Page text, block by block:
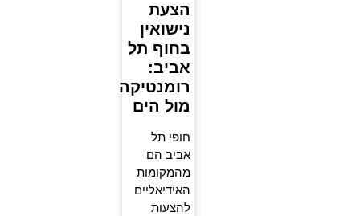
הצעת
נישואין
בחוף תל
אביב:
רומנטיקה
מול הים
חופי תל
אביב הם
מהמקומות
האידיאליים
להצעות